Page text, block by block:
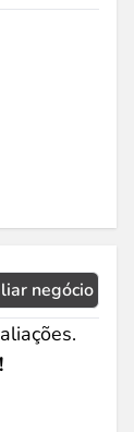
negócio